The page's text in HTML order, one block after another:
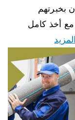
بخبرتهم
أخذ كامل